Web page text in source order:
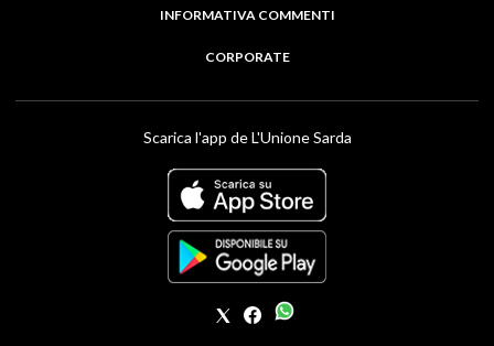
INFORMATIVA COMMENTI
CORPORATE
Scarica l'app de L'Unione Sarda